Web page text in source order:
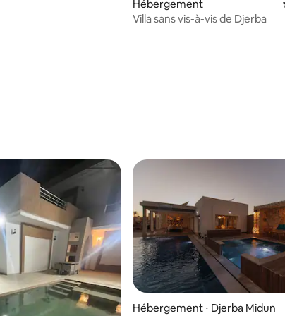
Hébergement
Villa sans vis-à-vis de Djerba
Hébergement ⋅ Djerba Midun